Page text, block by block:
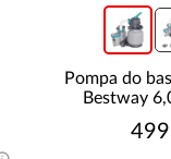
Pompa do
Bestway